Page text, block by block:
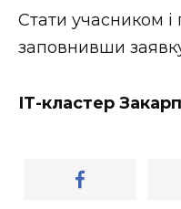
Стати учасником
заповнивши
ІТ-кластер